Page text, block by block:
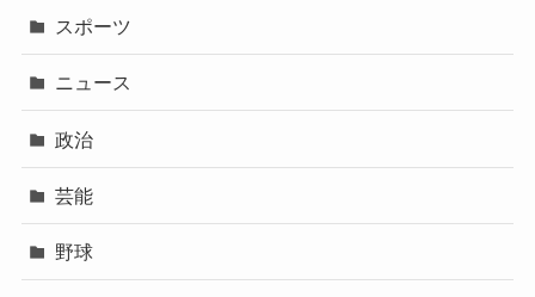
スポーツ
ニュース
政治
芸能
野球